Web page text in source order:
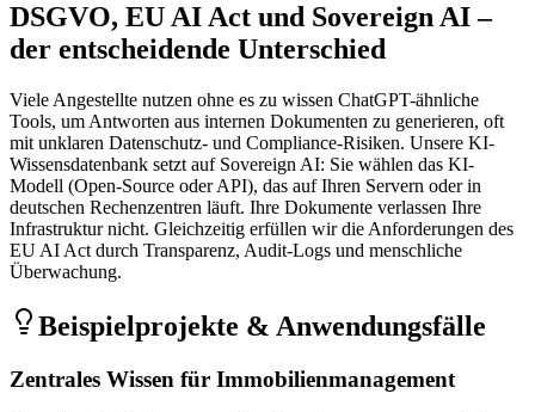
DSGVO, EU AI Act und Sovereign AI –
der entscheidende Unterschied
Viele Angestellte nutzen ohne es zu wissen ChatGPT-ähnliche
Tools, um Antworten aus internen Dokumenten zu generieren, oft
mit unklaren Datenschutz- und Compliance-Risiken. Unsere KI-
Wissensdatenbank setzt auf Sovereign AI: Sie wählen das KI-
Modell (Open-Source oder API), das auf Ihren Servern oder in
deutschen Rechenzentren läuft. Ihre Dokumente verlassen Ihre
Infrastruktur nicht. Gleichzeitig erfüllen wir die Anforderungen des
EU AI Act durch Transparenz, Audit-Logs und menschliche
Überwachung.
Beispielprojekte & Anwendungsfälle
Zentrales Wissen für Immobilienmanagement